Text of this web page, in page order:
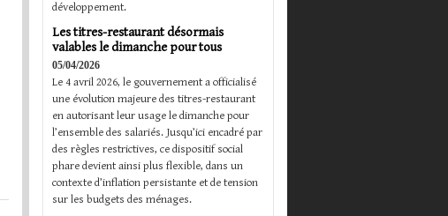
développement.
Les titres-restaurant désormais
valables le dimanche pour tous
05/04/2026
Le 4 avril 2026, le gouvernement a officialisé
une évolution majeure des titres-restaurant
en autorisant leur usage le dimanche pour
l’ensemble des salariés. Jusqu’ici encadré par
des règles restrictives, ce dispositif social
phare devient ainsi plus flexible, dans un
contexte d’inflation persistante et de tension
sur les budgets des ménages.